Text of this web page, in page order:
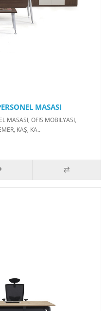
MASASI
MASASI, OFİS MOBİLYASI,
KAŞ, KA..